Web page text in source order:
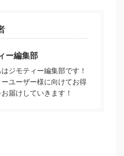
ー編集部
ジモティー編集部です！
ーユーザー様に向けてお得
届けしていきます！